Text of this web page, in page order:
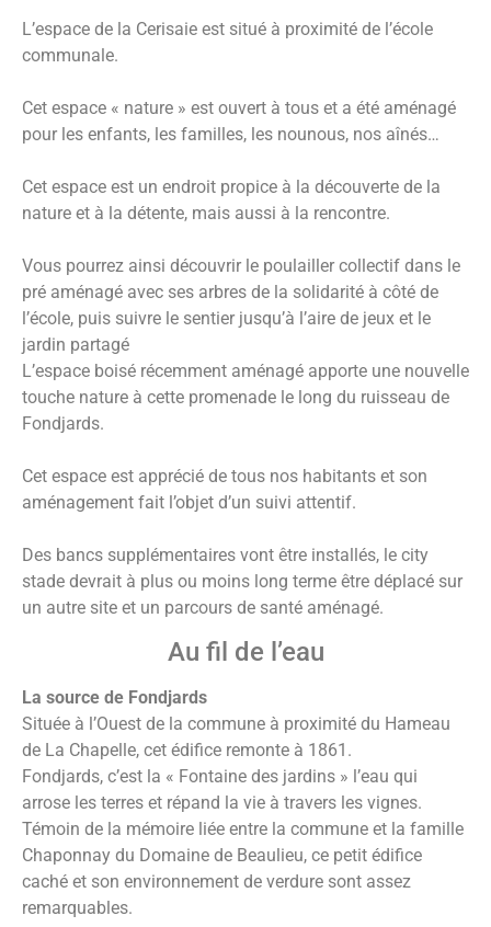
L’espace de la Cerisaie est situé à proximité de l’école
communale.
Cet espace « nature » est ouvert à tous et a été aménagé
pour les enfants, les familles, les nounous, nos aînés…
Cet espace est un endroit propice à la découverte de la
nature et à la détente, mais aussi à la rencontre.
Vous pourrez ainsi découvrir le poulailler collectif dans le
pré aménagé avec ses arbres de la solidarité à côté de
l’école, puis suivre le sentier jusqu’à l’aire de jeux et le
jardin partagé
L’espace boisé récemment aménagé apporte une nouvelle
touche nature à cette promenade le long du ruisseau de
Fondjards.
Cet espace est apprécié de tous nos habitants et son
aménagement fait l’objet d’un suivi attentif.
Des bancs supplémentaires vont être installés, le city
stade devrait à plus ou moins long terme être déplacé sur
un autre site et un parcours de santé aménagé.
Au fil de l’eau
La source de Fondjards
Située à l’Ouest de la commune à proximité du Hameau
de La Chapelle, cet édifice remonte à 1861.
Fondjards, c’est la « Fontaine des jardins » l’eau qui
arrose les terres et répand la vie à travers les vignes.
Témoin de la mémoire liée entre la commune et la famille
Chaponnay du Domaine de Beaulieu, ce petit édifice
caché et son environnement de verdure sont assez
remarquables.